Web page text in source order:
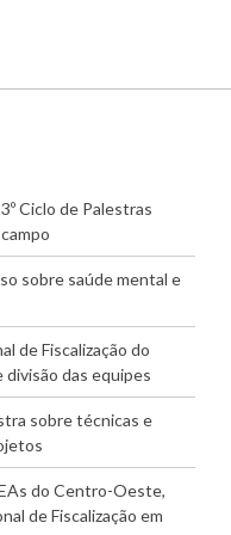
Ciclo de Palestras
sobre saúde mental e
de Fiscalização do
das equipes
sobre técnicas e
do Centro-Oeste,
de Fiscalização em